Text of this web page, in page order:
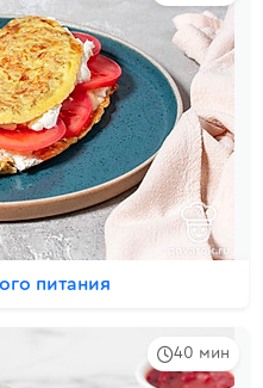
питания
40 мин